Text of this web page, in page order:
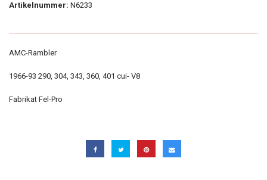
Artikelnummer: N6233
AMC-Rambler
1966-93 290, 304, 343, 360, 401 cui- V8
Fabrikat Fel-Pro